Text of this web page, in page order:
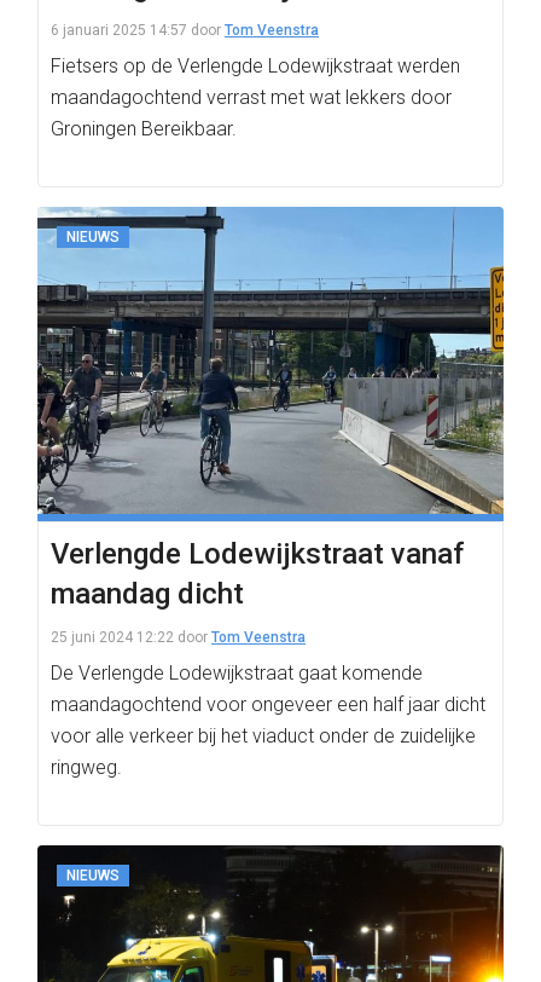
6 januari 2025 14:57 door Tom Veenstra
Fietsers op de Verlengde Lodewijkstraat werden
maandagochtend verrast met wat lekkers door
Groningen Bereikbaar.
NIEUWS
Verlengde Lodewijkstraat vanaf
maandag dicht
25 juni 2024 12:22 door Tom Veenstra
De Verlengde Lodewijkstraat gaat komende
maandagochtend voor ongeveer een half jaar dicht
voor alle verkeer bij het viaduct onder de zuidelijke
ringweg.
NIEUWS